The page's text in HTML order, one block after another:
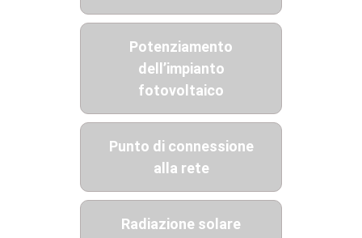
Potenziamento
dell’impianto
fotovoltaico
Punto di connessione
alla rete
Radiazione solare